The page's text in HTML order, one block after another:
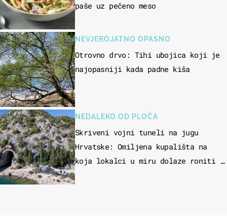
paše uz pečeno meso
NEVJEROJATNO OPASNO
Otrovno drvo: Tihi ubojica koji je
najopasniji kada padne kiša
NEDALEKO OD PLOČA
Skriveni vojni tuneli na jugu
Hrvatske: Omiljena kupališta na
koja lokalci u miru dolaze roniti i